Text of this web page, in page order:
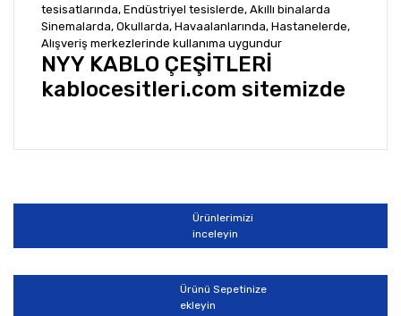
tesisatlarında, Endüstriyel tesislerde, Akıllı binalarda
Sinemalarda, Okullarda, Havaalanlarında, Hastanelerde,
Alışveriş merkezlerinde kullanıma uygundur
NYY KABLO ÇEŞİTLERİ
kablocesitleri.com sitemizde
Yorum Yaz
Bu ürünün fiyat bilgisi, resim, ürün açıklamalarında ve
Görüş ve önerileriniz için teşekkür ederiz.
Ürün resmi kalitesiz, bozuk veya görüntülenemiyor.
Ürün açıklamasında eksik bilgiler bulunuyor.
Ürün bilgilerinde hatalar bulunuyor.
Ürünlerimizi
inceleyin
Ürünü Sepetinize
ekleyin